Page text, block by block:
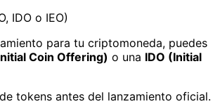
IDO o IEO)
para tu criptomoneda, puedes
Coin Offering) o una IDO (Initial
tokens antes del lanzamiento oficial.